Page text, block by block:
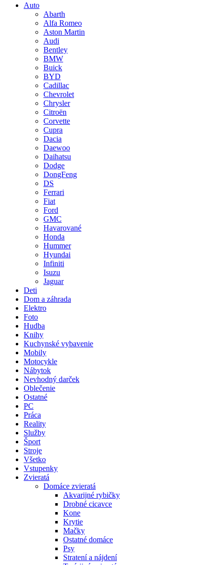
Auto
Abarth
Alfa Romeo
Aston Martin
Audi
Bentley
BMW
Buick
BYD
Cadillac
Chevrolet
Chrysler
Citroën
Corvette
Cupra
Dacia
Daewoo
Daihatsu
Dodge
DongFeng
DS
Ferrari
Fiat
Ford
GMC
Havarované
Honda
Hummer
Hyundai
Infiniti
Isuzu
Jaguar
Deti
Dom a záhrada
Elektro
Foto
Hudba
Knihy
Kuchynské vybavenie
Mobily
Motocykle
Nábytok
Nevhodný darček
Oblečenie
Ostatné
PC
Práca
Reality
Služby
Šport
Stroje
Všetko
Vstupenky
Zvieratá
Domáce zvieratá
Akvarijné rybičky
Drobné cicavce
Kone
Krytie
Mačky
Ostatné domáce
Psy
Stratení a nájdení